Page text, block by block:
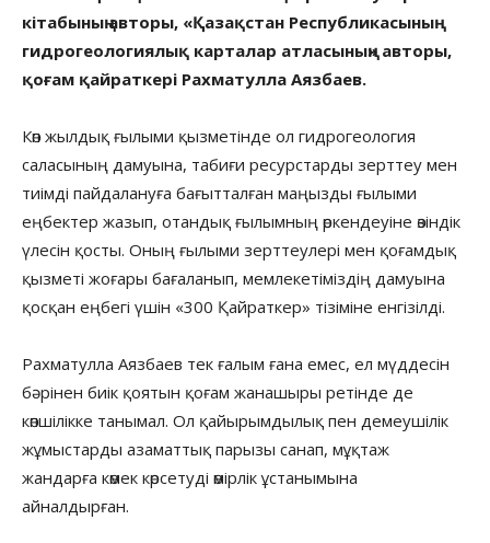
кітабының авторы, «Қазақстан Республикасының
гидрогеологиялық карталар атласының» авторы,
қоғам қайраткері Рахматулла Аязбаев.
Көп жылдық ғылыми қызметінде ол гидрогеология
саласының дамуына, табиғи ресурстарды зерттеу мен
тиімді пайдалануға бағытталған маңызды ғылыми
еңбектер жазып, отандық ғылымның өркендеуіне өзіндік
үлесін қосты. Оның ғылыми зерттеулері мен қоғамдық
қызметі жоғары бағаланып, мемлекетіміздің дамуына
қосқан еңбегі үшін «300 Қайраткер» тізіміне енгізілді.
Рахматулла Аязбаев тек ғалым ғана емес, ел мүддесін
бәрінен биік қоятын қоғам жанашыры ретінде де
көпшілікке танымал. Ол қайырымдылық пен демеушілік
жұмыстарды азаматтық парызы санап, мұқтаж
жандарға көмек көрсетуді өмірлік ұстанымына
айналдырған.